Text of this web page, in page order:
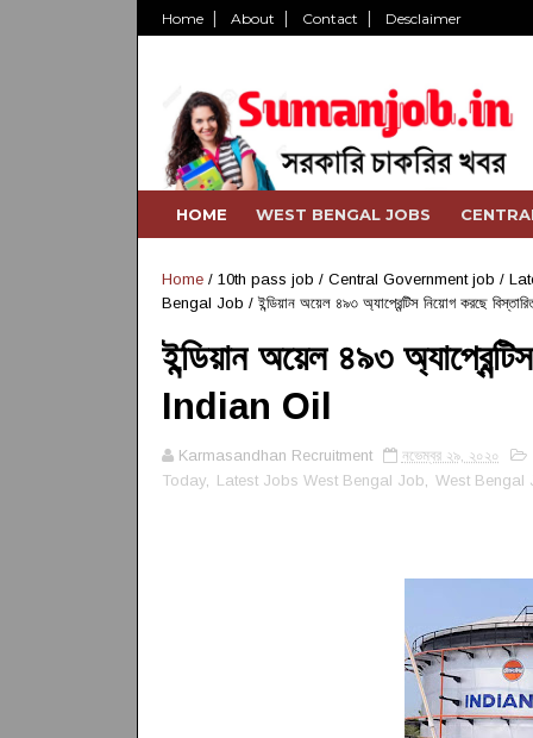
Home About Contact Desclaimer
HOME WEST BENGAL JOBS
Home/ 10th pass job / Central Government job /
Bengal Job /ইন্ডিয়ান অয়েল ৪৯৩ অ্যাপ্রেন্টিস নিয়োগ করছে
ইন্ডিয়ান অয়েল ৪৯৩
Indian Oil
Karmasandhan Recruitment নভেম্বর ২৯, ২০২০
Today, Latest Jobs West Bengal Job, West Bengal